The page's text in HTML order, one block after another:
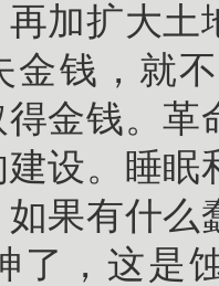
加扩大
金钱，就
金钱。革
设。睡眠
果有什么
了，这是